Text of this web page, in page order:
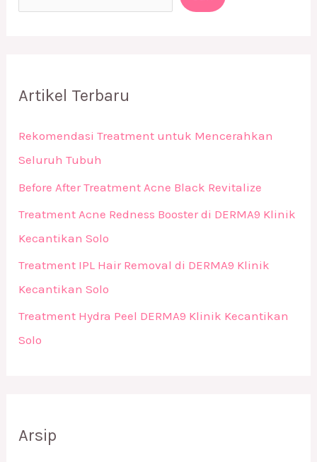
Artikel Terbaru
Rekomendasi Treatment untuk Mencerahkan
Seluruh Tubuh
Before After Treatment Acne Black Revitalize
Treatment Acne Redness Booster di DERMA9 Klinik
Kecantikan Solo
Treatment IPL Hair Removal di DERMA9 Klinik
Kecantikan Solo
Treatment Hydra Peel DERMA9 Klinik Kecantikan
Solo
Arsip